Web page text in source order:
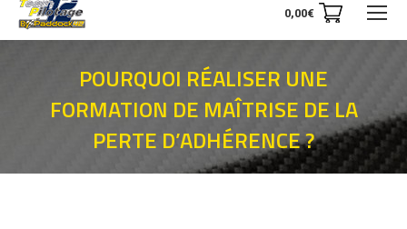
0,00€
POURQUOI RÉALISER UNE
FORMATION DE MAÎTRISE DE LA
PERTE D’ADHÉRENCE ?
Vous êtes ici :